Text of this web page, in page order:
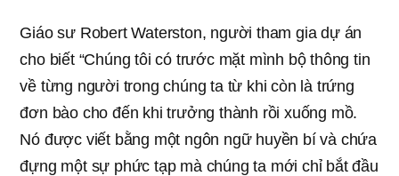
Giáo sư Robert Waterston, người tham gia dự án
cho biết “Chúng tôi có trước mặt mình bộ thông tin
về từng người trong chúng ta từ khi còn là trứng
đơn bào cho đến khi trưởng thành rồi xuống mồ.
Nó được viết bằng một ngôn ngữ huyền bí và chứa
đựng một sự phức tạp mà chúng ta mới chỉ bắt đầu